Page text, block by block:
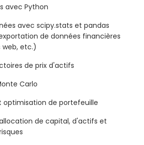
avec Python
avec scipy.stats et pandas
de données financières
web, etc.)
de prix d'actifs
Carlo
de portefeuille
de capital, d'actifs et